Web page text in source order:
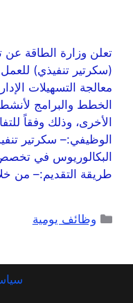
تعلن وزارة الطاقة
(سكرتير تنفيذي)
معالجة التسهيلات
الخطط والبرامج
الأخرى، وذلك وفقاً
الوظيفي:– سكرتير
البكالوريوس في تخصص
طريقة التقديم:– من
وظائف يومية